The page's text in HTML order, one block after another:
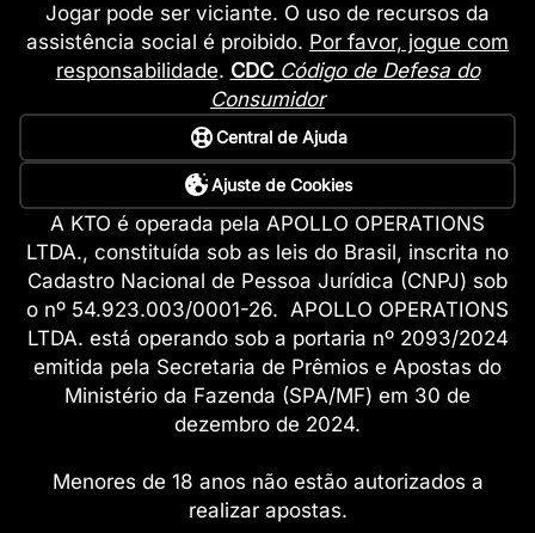
Jogar pode ser viciante. O uso de recursos da
assistência social é proibido. Por favor, jogue com
responsabilidade. CDC Código de Defesa do
Consumidor
Central de Ajuda
Ajuste de Cookies
A KTO é operada pela APOLLO OPERATIONS
LTDA., constituída sob as leis do Brasil, inscrita no
Cadastro Nacional de Pessoa Jurídica (CNPJ) sob
o nº 54.923.003/0001-26. APOLLO OPERATIONS
LTDA. está operando sob a portaria nº 2093/2024
emitida pela Secretaria de Prêmios e Apostas do
Ministério da Fazenda (SPA/MF) em 30 de
dezembro de 2024.
Menores de 18 anos não estão autorizados a
realizar apostas.